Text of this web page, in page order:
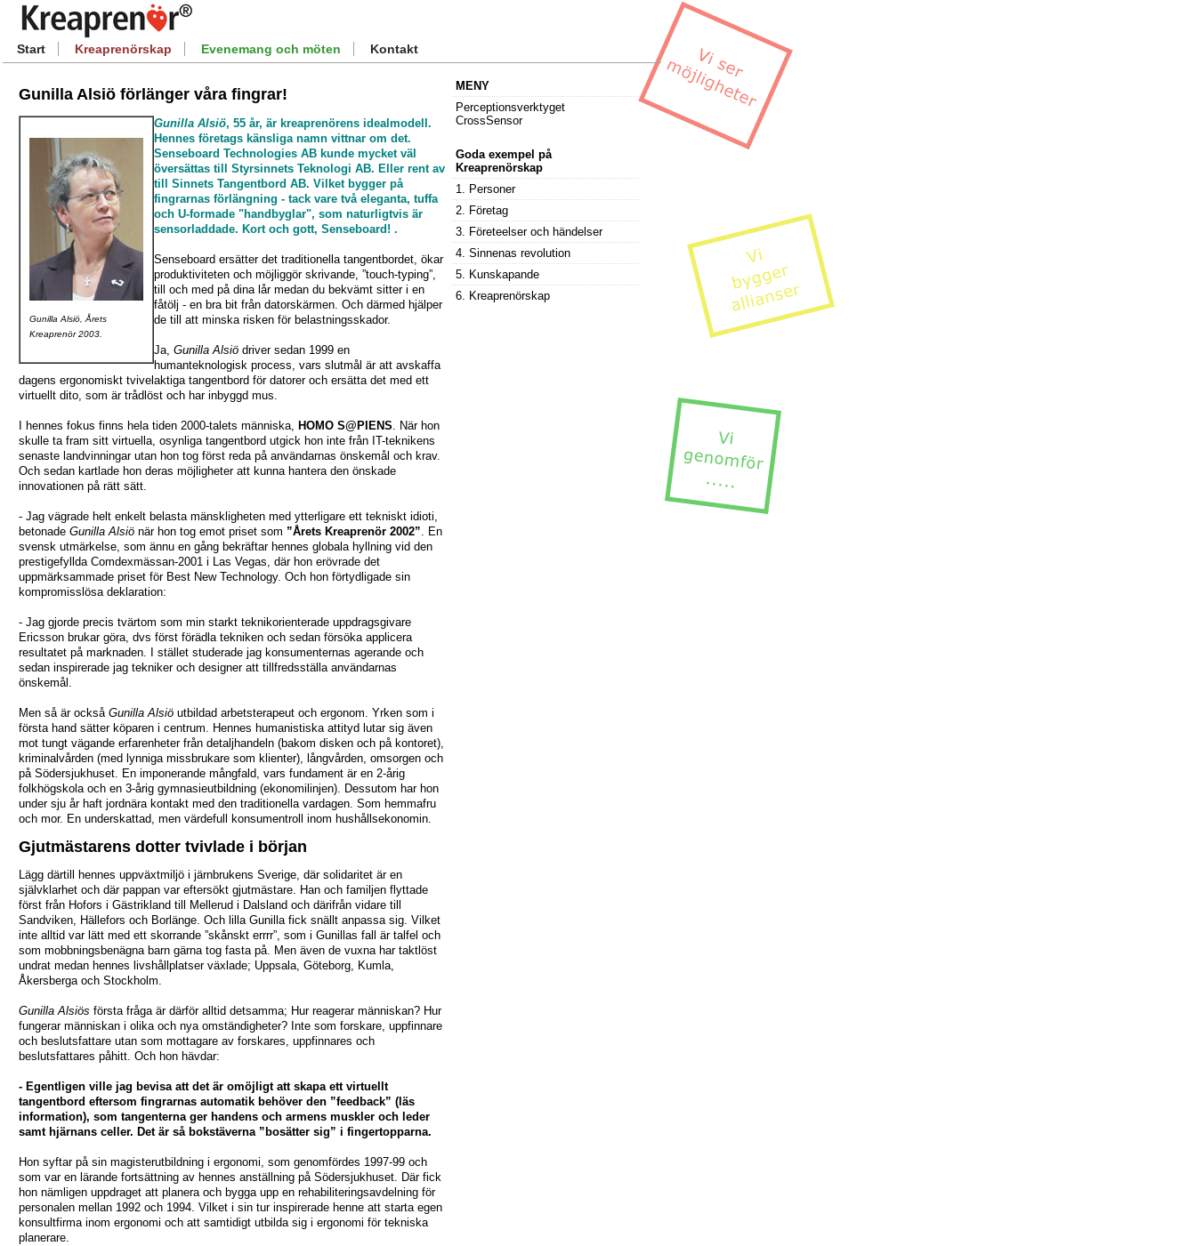
Start Kreaprenörskap Evenemang och möten Kontakt
MENY
Perceptionsverktyget
CrossSensor
Goda exempel på
Kreaprenörskap
1. Personer
2. Företag
3. Företeelser och händelser
4. Sinnenas revolution
5. Kunskapande
6. Kreaprenörskap
Gunilla Alsiö förlänger våra fingrar!
Gunilla Alsiö, Årets
Kreaprenör 2003.
Gunilla Alsiö, 55 år, är kreaprenörens idealmodell.
Hennes företags känsliga namn vittnar om det.
Senseboard Technologies AB kunde mycket väl
översättas till Styrsinnets Teknologi AB. Eller rent av
till Sinnets Tangentbord AB. Vilket bygger på
fingrarnas förlängning - tack vare två eleganta, tuffa
och U-formade "handbyglar", som naturligtvis är
sensorladdade. Kort och gott, Senseboard! .
Senseboard ersätter det traditionella tangentbordet, ökar
produktiviteten och möjliggör skrivande, ”touch-typing”,
till och med på dina lår medan du bekvämt sitter i en
fåtölj - en bra bit från datorskärmen. Och därmed hjälper
de till att minska risken för belastningsskador.
Ja, Gunilla Alsiö driver sedan 1999 en
humanteknologisk process, vars slutmål är att avskaffa
dagens ergonomiskt tvivelaktiga tangentbord för datorer och ersätta det med ett
virtuellt dito, som är trådlöst och har inbyggd mus.
I hennes fokus finns hela tiden 2000-talets människa, HOMO S@PIENS . När hon
skulle ta fram sitt virtuella, osynliga tangentbord utgick hon inte från IT-teknikens
senaste landvinningar utan hon tog först reda på användarnas önskemål och krav.
Och sedan kartlade hon deras möjligheter att kunna hantera den önskade
innovationen på rätt sätt.
- Jag vägrade helt enkelt belasta mänskligheten med ytterligare ett tekniskt idioti,
betonade Gunilla Alsiö när hon tog emot priset som ”Årets Kreaprenör 2002” . En
svensk utmärkelse, som ännu en gång bekräftar hennes globala hyllning vid den
prestigefyllda Comdexmässan-2001 i Las Vegas, där hon erövrade det
uppmärksammade priset för Best New Technology. Och hon förtydligade sin
kompromisslösa deklaration:
- Jag gjorde precis tvärtom som min starkt teknikorienterade uppdragsgivare
Ericsson brukar göra, dvs först förädla tekniken och sedan försöka applicera
resultatet på marknaden. I stället studerade jag konsumenternas agerande och
sedan inspirerade jag tekniker och designer att tillfredsställa användarnas
önskemål.
Men så är också Gunilla Alsiö utbildad arbetsterapeut och ergonom. Yrken som i
första hand sätter köparen i centrum. Hennes humanistiska attityd lutar sig även
mot tungt vägande erfarenheter från detaljhandeln (bakom disken och på kontoret),
kriminalvården (med lynniga missbrukare som klienter), långvården, omsorgen och
på Södersjukhuset. En imponerande mångfald, vars fundament är en 2-årig
folkhögskola och en 3-årig gymnasieutbildning (ekonomilinjen). Dessutom har hon
under sju år haft jordnära kontakt med den traditionella vardagen. Som hemmafru
och mor. En underskattad, men värdefull konsumentroll inom hushållsekonomin.
Gjutmästarens dotter tvivlade i början
Lägg därtill hennes uppväxtmiljö i järnbrukens Sverige, där solidaritet är en
självklarhet och där pappan var eftersökt gjutmästare. Han och familjen flyttade
först från Hofors i Gästrikland till Mellerud i Dalsland och därifrån vidare till
Sandviken, Hällefors och Borlänge. Och lilla Gunilla fick snällt anpassa sig. Vilket
inte alltid var lätt med ett skorrande ”skånskt errrr”, som i Gunillas fall är talfel och
som mobbningsbenägna barn gärna tog fasta på. Men även de vuxna har taktlöst
undrat medan hennes livshållplatser växlade; Uppsala, Göteborg, Kumla,
Åkersberga och Stockholm.
Gunilla Alsiös första fråga är därför alltid detsamma; Hur reagerar människan? Hur
fungerar människan i olika och nya omständigheter? Inte som forskare, uppfinnare
och beslutsfattare utan som mottagare av forskares, uppfinnares och
beslutsfattares påhitt. Och hon hävdar:
- Egentligen ville jag bevisa att det är omöjligt att skapa ett virtuellt
tangentbord eftersom fingrarnas automatik behöver den ”feedback” (läs
information), som tangenterna ger handens och armens muskler och leder
samt hjärnans celler. Det är så bokstäverna ”bosätter sig” i fingertopparna.
Hon syftar på sin magisterutbildning i ergonomi, som genomfördes 1997-99 och
som var en lärande fortsättning av hennes anställning på Södersjukhuset. Där fick
hon nämligen uppdraget att planera och bygga upp en rehabiliteringsavdelning för
personalen mellan 1992 och 1994. Vilket i sin tur inspirerade henne att starta egen
konsultfirma inom ergonomi och att samtidigt utbilda sig i ergonomi för tekniska
planerare.